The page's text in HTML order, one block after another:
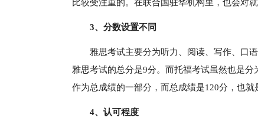
比较受注重的。在联合国驻华机构里，也会对
3、分数设置不同
雅思考试主要分为听力、阅读、写作、口
雅思考试的总分是9分。而托福考试虽然也是
作为总成绩的一部分，而总成绩是120分，也就
4、认可程度